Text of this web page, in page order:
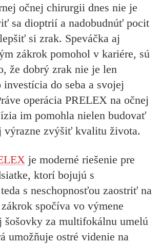
očnej chirurgii dnes nie je
sa dioptrií a nadobudnúť pocit
si zrak. Speváčka aj
zákrok pomohol v kariére, sú
že dobrý zrak nie je len
do seba a svojej
operácia PRELEX na očnej
im pomohla nielen budovať
výrazne zvýšiť kvalitu života.
je moderné riešenie pre
ktorí bojujú s
s neschopnosťou zaostriť na
spočíva vo výmene
šošovky za multifokálnu umelú
umožňuje ostré videnie na